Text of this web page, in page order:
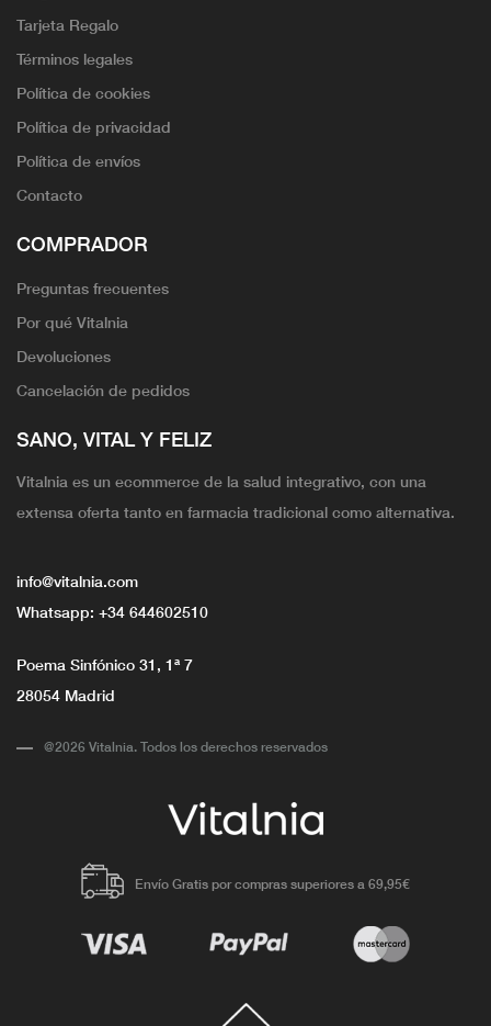
Tarjeta Regalo
Términos legales
Política de cookies
Política de privacidad
Política de envíos
Contacto
COMPRADOR
Preguntas frecuentes
Por qué Vitalnia
Devoluciones
Cancelación de pedidos
SANO, VITAL Y FELIZ
Vitalnia es un ecommerce de la salud integrativo, con una
extensa oferta tanto en farmacia tradicional como alternativa.
info@vitalnia.com
Whatsapp: +34 644602510
Poema Sinfónico 31, 1ª 7
28054 Madrid
@2026 Vitalnia. Todos los derechos reservados
Envío Gratis por compras superiores a 69,95€